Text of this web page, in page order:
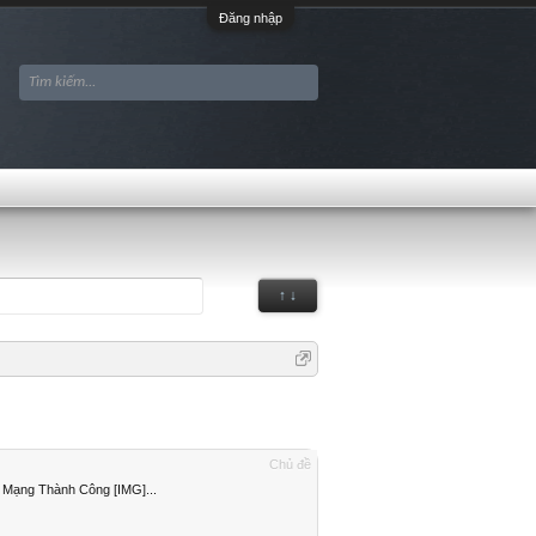
Đăng nhập
↑ ↓
Chủ đề
Thành Công [IMG]...